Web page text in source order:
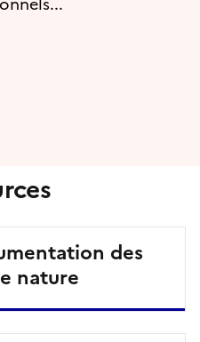
des
nature